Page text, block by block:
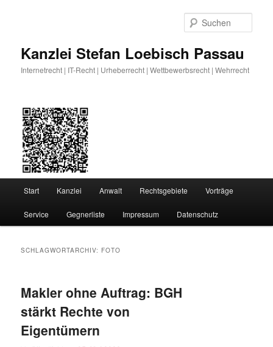
Kanzlei Stefan Loebisch Passau
Internetrecht | IT-Recht | Urheberrecht | Wettbewerbsrecht | Wehrrecht
Start Kanzlei Anwalt Rechtsgebiete Vorträge
Service Gegnerliste Impressum Datenschutz
SCHLAGWORTARCHIV: FOTO
Makler ohne Auftrag: BGH
stärkt Rechte von
Eigentümern